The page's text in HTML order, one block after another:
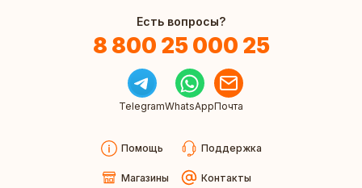
Есть вопросы?
8 800 25 000 25
TelegramWhatsAppПочта
Помощь Поддержка
Магазины Контакты